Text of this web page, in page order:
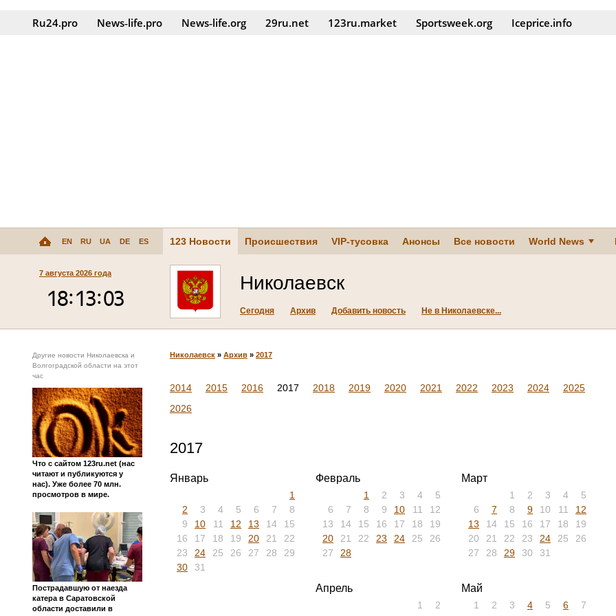
Ru24.pro News‑life.pro News‑life.org 29ru.net 123ru.market Sportsweek.org Iceprice.info
EN RU UA DE ES 123 Новости Происшествия VIP-тусовка Анонсы Все новости World News
7 августа 2026 года Николаевск
Сегодня Архив Добавить новость Не в Николаевске...
Другие новости Николаевска и
Волгоградской области на этот
час
Что с сайтом 123ru.net (нас
читают и публикуются у
нас). Уже более 70 млн.
просмотров в мире.
Пострадавшую от наезда
катера в Саратовской
области доставили в
Николаевск » Архив » 2017
2014 2015 2016 2017 2018 2019 2020 2021 2022 2023 2024
2025
2026
2017
Январь
1
2
3 4 5 6 7
8
9
10 11 12 13 14
15
16
17 18 19 20 21
22
23
24 25 26 27 28
29
30
31
Февраль
1 2 3 4
5
6
7 8 9 10 11
12
13
14 15 16 17 18
19
20
21 22 23 24 25
26
27
28
Март
1 2 3 4
5
6
7 8 9 10 11
12
13
14 15 16 17 18
19
20
21 22 23 24 25
26
27
28 29 30 31
Апрель
1
2
Май
1 2 3 4 5 6
7